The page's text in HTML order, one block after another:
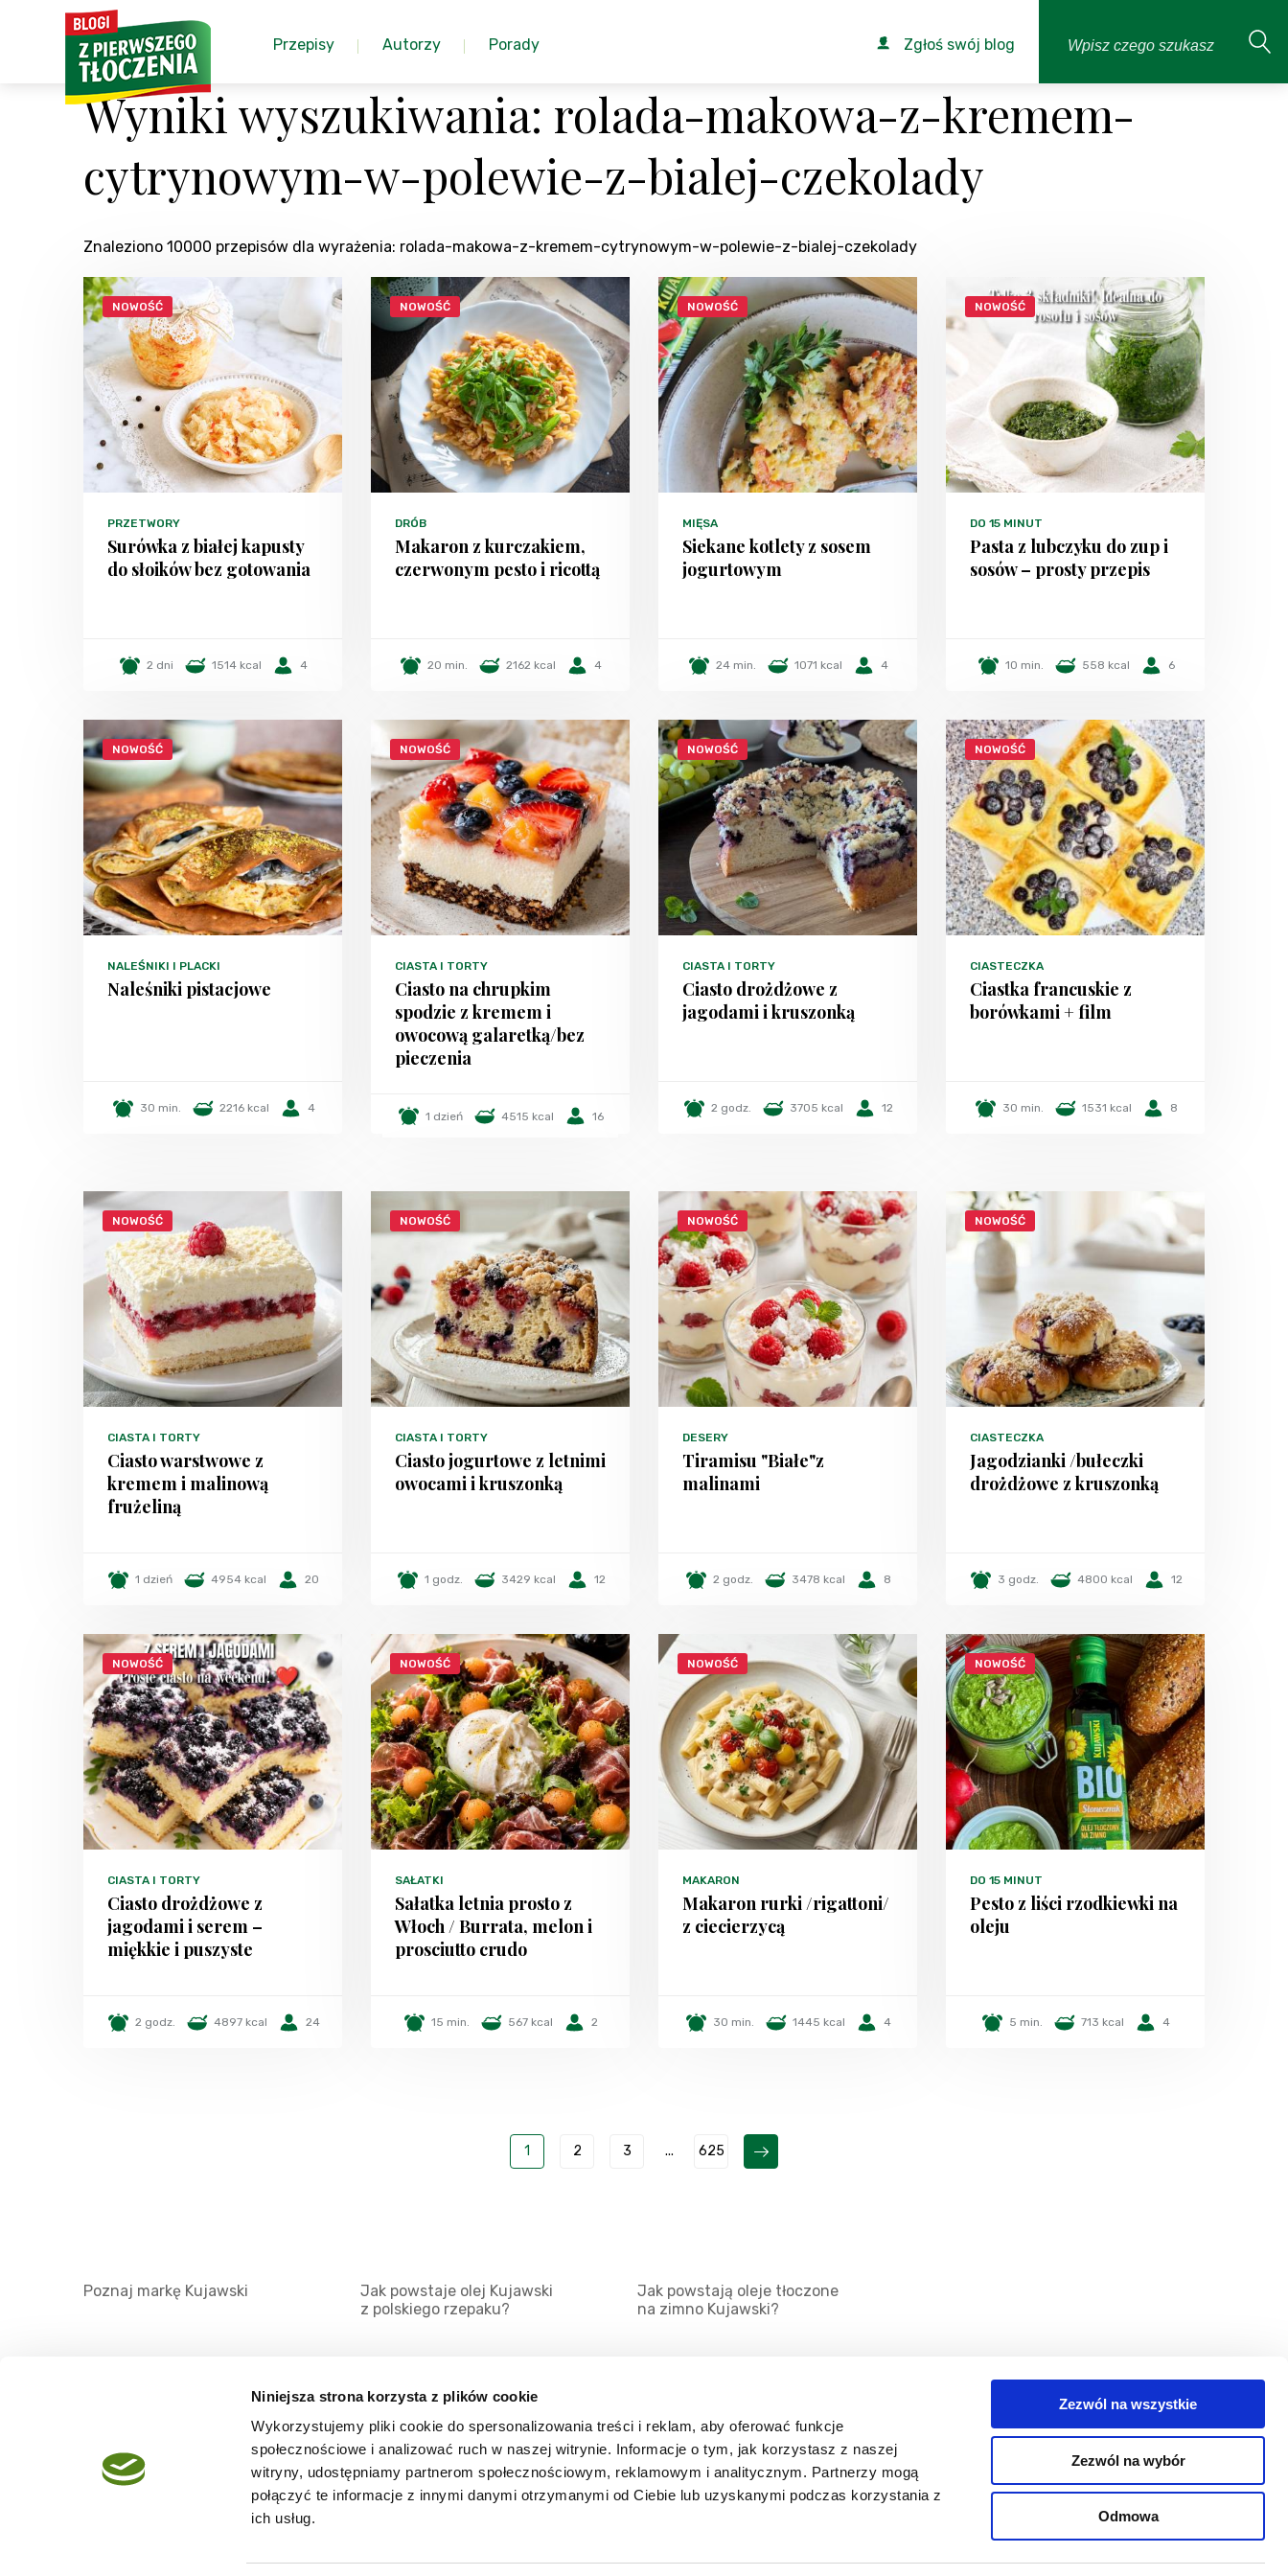
Niniejsza strona korzysta z plików cookie
Wykorzystujemy pliki cookie do spersonalizowania treści i reklam, aby oferować funkcje
społecznościowe i analizować ruch w naszej witrynie. Informacje o tym, jak korzystasz z naszej
witryny, udostępniamy partnerom społecznościowym, reklamowym i analitycznym. Partnerzy mogą
połączyć te informacje z innymi danymi otrzymanymi od Ciebie lub uzyskanymi podczas korzystania z
ich usług.
Zezwól na wszystkie
Zezwól na wybór
Odmowa
Przepisy Autorzy Porady Zgłoś swój blog
Wyniki wyszukiwania: rolada-makowa-z-kremem-
cytrynowym-w-polewie-z-bialej-czekolady
Znaleziono 10000 przepisów dla wyrażenia: rolada-makowa-z-kremem-cytrynowym-w-polewie-z-bialej-czekolady
NOWOŚĆ
PRZETWORY
Surówka z białej kapusty
do słoików bez gotowania
2 dni 1514 kcal 4
NOWOŚĆ
DRÓB
Makaron z kurczakiem,
czerwonym pesto i ricottą
20 min. 2162 kcal 4
NOWOŚĆ
MIĘSA
Siekane kotlety z sosem
jogurtowym
24 min. 1071 kcal 4
NOWOŚĆ
DO 15 MINUT
Pasta z lubczyku do zup i
sosów – prosty przepis
10 min. 558 kcal 6
NOWOŚĆ
NALEŚNIKI I PLACKI
Naleśniki pistacjowe
30 min. 2216 kcal 4
NOWOŚĆ
CIASTA I TORTY
Ciasto na chrupkim
spodzie z kremem i
owocową galaretką/bez
pieczenia
1 dzień 4515 kcal 16
NOWOŚĆ
CIASTA I TORTY
Ciasto drożdżowe z
jagodami i kruszonką
2 godz. 3705 kcal 12
NOWOŚĆ
CIASTECZKA
Ciastka francuskie z
borówkami + film
30 min. 1531 kcal 8
NOWOŚĆ
CIASTA I TORTY
Ciasto warstwowe z
kremem i malinową
frużeliną
1 dzień 4954 kcal 20
NOWOŚĆ
CIASTA I TORTY
Ciasto jogurtowe z letnimi
owocami i kruszonką
1 godz. 3429 kcal 12
NOWOŚĆ
DESERY
Tiramisu "Białe"z
malinami
2 godz. 3478 kcal 8
NOWOŚĆ
CIASTECZKA
Jagodzianki /bułeczki
drożdżowe z kruszonką
3 godz. 4800 kcal 12
NOWOŚĆ
CIASTA I TORTY
Ciasto drożdżowe z
jagodami i serem –
miękkie i puszyste
2 godz. 4897 kcal 24
NOWOŚĆ
SAŁATKI
Sałatka letnia prosto z
Włoch / Burrata, melon i
prosciutto crudo
15 min. 567 kcal 2
NOWOŚĆ
MAKARON
Makaron rurki /rigattoni/
z ciecierzycą
30 min. 1445 kcal 4
NOWOŚĆ
DO 15 MINUT
Pesto z liści rzodkiewki na
oleju
5 min. 713 kcal 4
1 2 3 ... 625
Poznaj markę Kujawski
Jak powstaje olej Kujawski
z polskiego rzepaku?
Jak powstają oleje tłoczone
na zimno Kujawski?
Regulamin
Mapa serwisu
Kanały RSS
Porady
Kategorie
Kontakt
Zaloguj się